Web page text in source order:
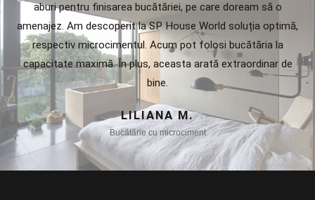
aburi pentru finisarea bucătăriei, pe care doream să o
amenajez. Am descoperit la SP House World soluția optimă,
respectiv microcimentul. Acum pot folosi bucătăria la
capacitate maximă. În plus, aceasta arată extraordinar de
bine.
LILIANA M.
Bucătărie cu microciment